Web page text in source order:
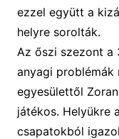
ezzel együtt a
helyre sorolták.
Az őszi szezont a
anyagi
egyesülettől
játékos. Helyükre
csapatokból